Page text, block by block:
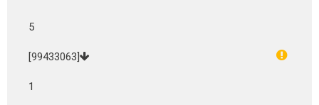
5
[99433063]
1